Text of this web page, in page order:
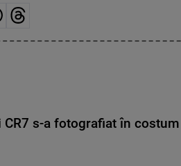
CR7 s-a fotografiat în costum